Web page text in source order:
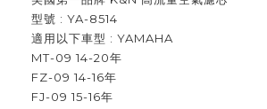
型號 : YA-8514
適用以下車型 : YAMAHA
MT-09 14-20年
FZ-09 14-16年
FJ-09 15-16年